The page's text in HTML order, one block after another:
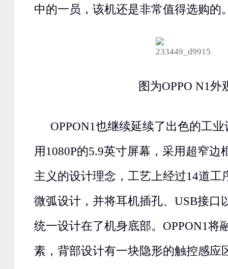
中的一员，该机还是非常值得选购的
图为OPPO N1外
OPPON1也继续延续了出色的工业
用1080P的5.9英寸屏幕，采用超窄边
主义的设计理念，工艺上经过14道工
微弧设计，并将耳机插孔、USB接口
统一设计在了机身底部。OPPON1将
素，背部设计有一块隐形的触控感应